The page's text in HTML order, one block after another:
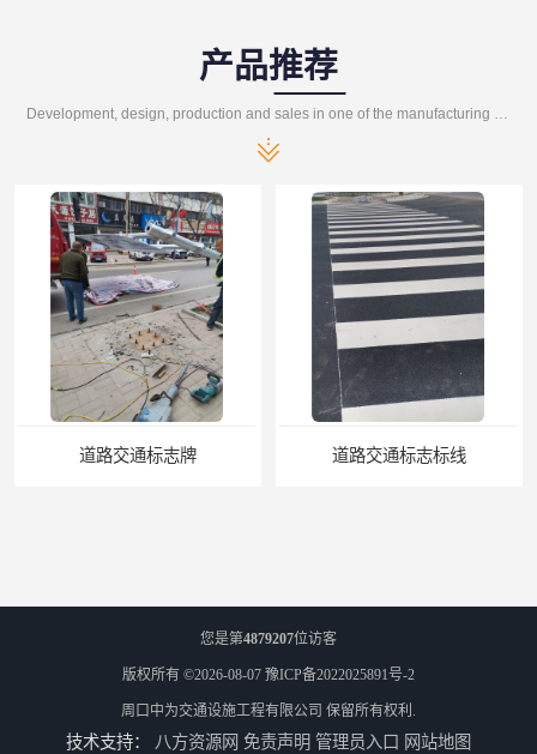
产品推荐
道路交通标志牌 道路交通标志标线
您是第4879207位访客
版权所有 ©2026-08-07 豫ICP备2022025891号-2
周口中为交通设施工程有限公司 保留所有权利.
技术支持： 八方资源网 免责声明 管理员入口 网站地图